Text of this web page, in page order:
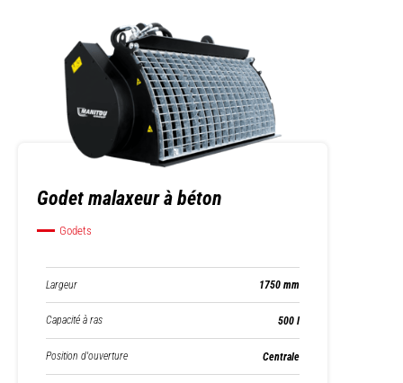
Godet malaxeur à béton
Godets
Largeur 1750 mm
Capacité à ras 500 l
Position d'ouverture Centrale